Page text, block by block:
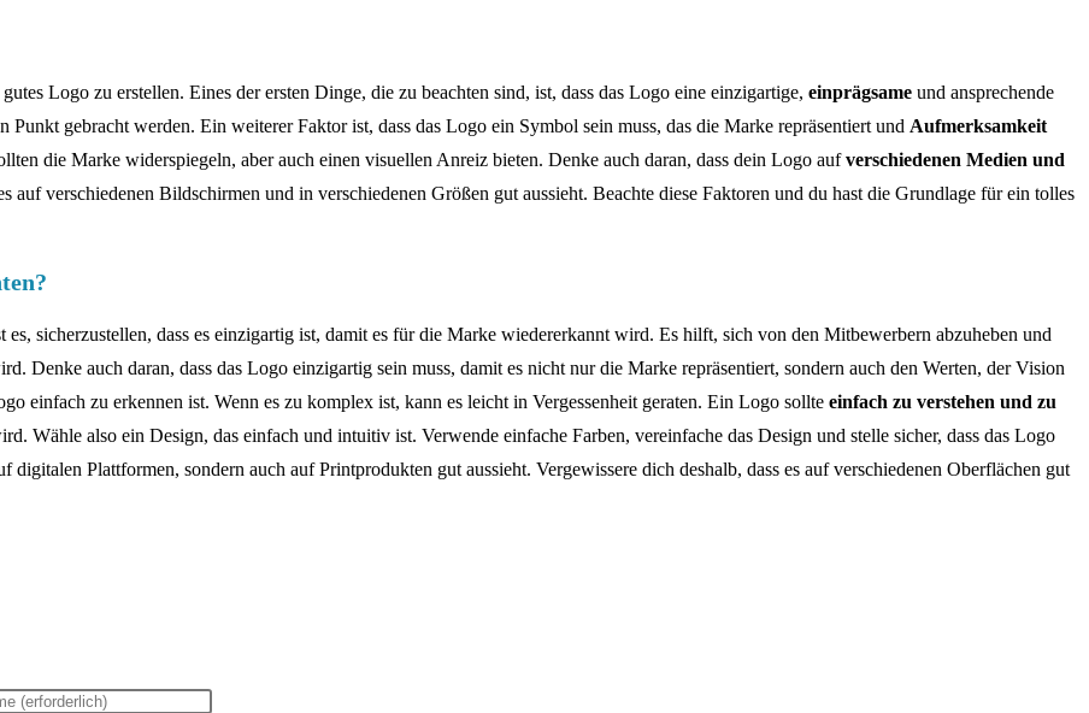
Logo zu erstellen. Eines der ersten Dinge, die zu beachten sind, ist, dass das Logo eine einzigartige, einprägsame und ansprechende
gebracht werden. Ein weiterer Faktor ist, dass das Logo ein Symbol sein muss, das die Marke repräsentiert und Aufmerksamkeit
die Marke widerspiegeln, aber auch einen visuellen Anreiz bieten. Denke auch daran, dass dein Logo aufverschiedenen Medien und
auf verschiedenen Bildschirmen und in verschiedenen Größen gut aussieht. Beachte diese Faktoren und du hast die Grundlage für ein tolles
sicherzustellen, dass es einzigartig ist, damit es für die Marke wiedererkannt wird. Es hilft, sich von den Mitbewerbern abzuheben und
Denke auch daran, dass das Logo einzigartig sein muss, damit es nicht nur die Marke repräsentiert, sondern auch den Werten, der Vision
einfach zu erkennen ist. Wenn es zu komplex ist, kann es leicht in Vergessenheit geraten. Ein Logo sollte einfach zu verstehen und zu
Wähle also ein Design, das einfach und intuitiv ist. Verwende einfache Farben, vereinfache das Design und stelle sicher, dass das Logo
Plattformen, sondern auch auf Printprodukten gut aussieht. Vergewissere dich deshalb, dass es auf verschiedenen Oberflächen gut